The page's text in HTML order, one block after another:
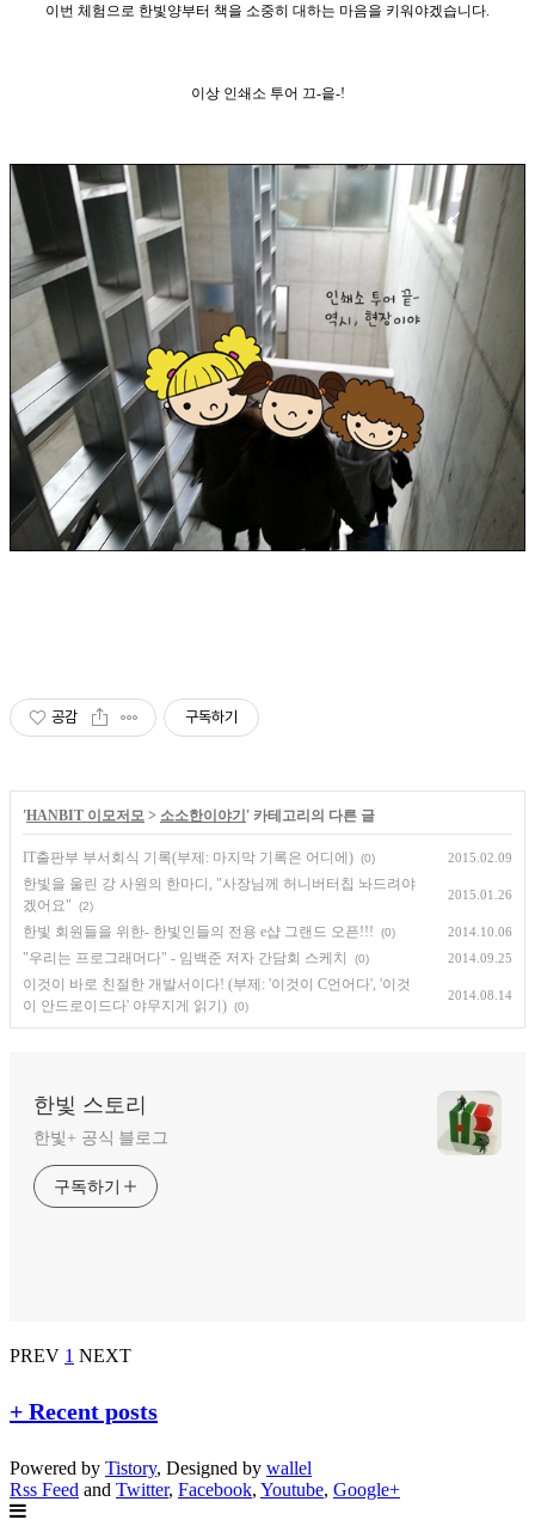
이번 체험으로 한빛양부터 책을 소중히 대하는 마음을 키워야겠습니다.
이상 인쇄소 투어 끄-읕-!
공감 구독하기
'HANBIT 이모저모 > 소소한이야기' 카테고리의 다른 글
IT출판부 부서회식 기록(부제: 마지막 기록은 어디에) (0) 2015.02.09
한빛을 울린 강 사원의 한마디, "사장님께 허니버터칩 놔드려야
겠어요"
(2)
2015.01.26
한빛 회원들을 위한- 한빛인들의 전용 e샵 그랜드 오픈!!! (0) 2014.10.06
"우리는 프로그래머다" - 임백준 저자 간담회 스케치 (0) 2014.09.25
이것이 바로 친절한 개발서이다! (부제: '이것이 C언어다', '이것
이 안드로이드다' 야무지게 읽기) (0)
2014.08.14
한빛 스토리
한빛+ 공식 블로그
구독하기
PREV 1 NEXT
+ Recent posts
Powered by Tistory, Designed by wallel
Rss Feed and Twitter, Facebook, Youtube, Google+